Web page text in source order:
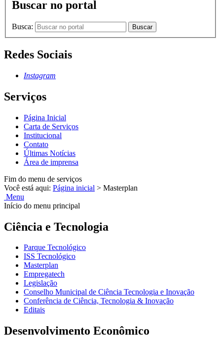
Buscar no portal
Busca: Buscar
Redes Sociais
Instagram
Serviços
Página Inicial
Carta de Serviços
Institucional
Contato
Últimas Notícias
Área de imprensa
Fim do menu de serviços
Você está aqui: Página inicial > Masterplan
Menu
Início do menu principal
Ciência e Tecnologia
Parque Tecnológico
ISS Tecnológico
Masterplan
Empregatech
Legislação
Conselho Municipal de Ciência Tecnologia e Inovação
Conferência de Ciência, Tecnologia & Inovação
Editais
Desenvolvimento Econômico